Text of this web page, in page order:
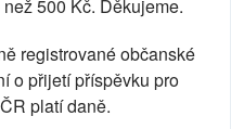
500 Kč. Děkujeme.
registrované občanské
o přijetí příspěvku pro
platí daně.